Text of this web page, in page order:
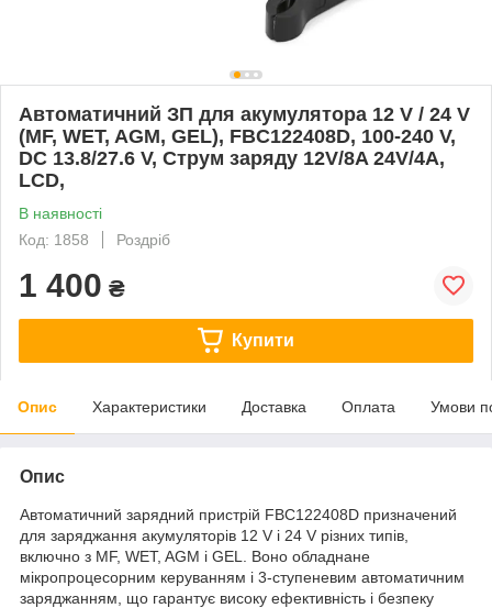
Автоматичний ЗП для акумулятора 12 V / 24 V
(MF, WET, AGM, GEL), FBC122408D, 100-240 V,
DC 13.8/27.6 V, Струм заряду 12V/8A 24V/4A,
LCD,
В наявності
Код: 1858
Роздріб
1 400 ₴
Купити
Опис Характеристики Доставка Оплата Умови
Опис
Автоматичний зарядний пристрій FBC122408D призначений
для заряджання акумуляторів 12 V і 24 V різних типів,
включно з MF, WET, AGM і GEL. Воно обладнане
мікропроцесорним керуванням і 3-ступеневим автоматичним
заряджанням, що гарантує високу ефективність і безпеку